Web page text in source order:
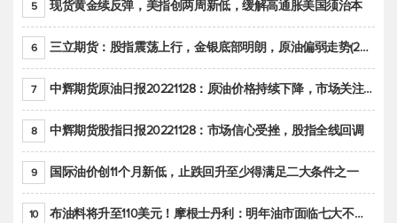
5 现货黄金续反弹，美指创两周新低，缓解高通胀美国须治本
6 三立期货：股指震荡上行，金银底部明朗，原油偏弱走势(20221128收评)
7 中辉期货原油日报20221128：原油价格持续下降，市场关注OPEC+新一轮产能政策
8 中辉期货股指日报20221128：市场信心受挫，股指全线回调
9 国际油价创11个月新低，止跌回升至少得满足二大条件之一
10 布油料将升至110美元！摩根士丹利：明年油市面临七大不确定性